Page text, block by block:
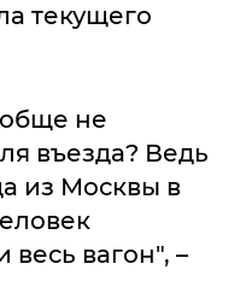
текущего
не
въезда? Ведь
из Москвы в
весь вагон", –